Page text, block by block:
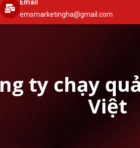
Email
emsmarketingha@gmail.com
ty chạy
Việt